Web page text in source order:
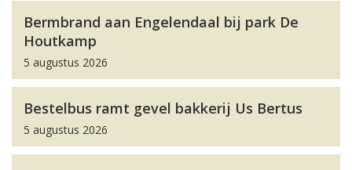
Bermbrand aan Engelendaal bij park De
Houtkamp
5 augustus 2026
Bestelbus ramt gevel bakkerij Us Bertus
5 augustus 2026